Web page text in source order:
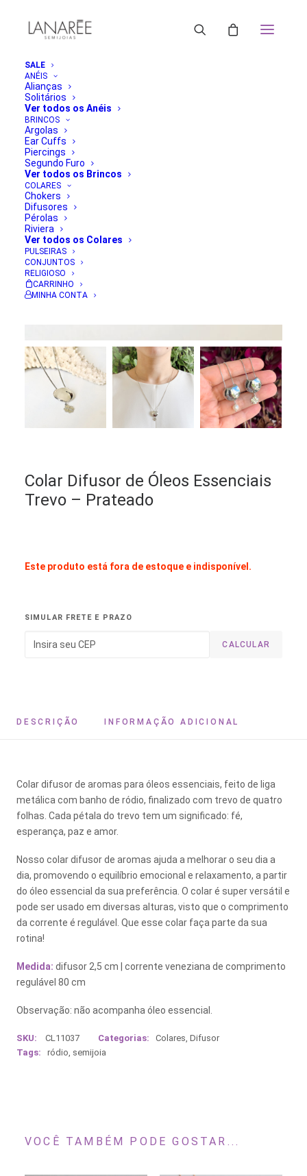
SALE
ANÉIS
Alianças
Solitários
Ver todos os Anéis
BRINCOS
Argolas
Ear Cuffs
Piercings
Segundo Furo
Ver todos os Brincos
COLARES
Chokers
Difusores
Pérolas
Riviera
Ver todos os Colares
PULSEIRAS
CONJUNTOS
RELIGIOSO
CARRINHO
MINHA CONTA
Colar Difusor de Óleos Essenciais
Trevo – Prateado
Este produto está fora de estoque e indisponível.
SIMULAR FRETE E PRAZO
CALCULAR
DESCRIÇÃO INFORMAÇÃO ADICIONAL
Colar difusor de aromas para óleos essenciais, feito de liga
metálica com banho de ródio, finalizado com trevo de quatro
folhas. Cada pétala do trevo tem um significado: fé,
esperança, paz e amor.
Nosso colar difusor de aromas ajuda a melhorar o seu dia a
dia, promovendo o equilíbrio emocional e relaxamento, a partir
do óleo essencial da sua preferência. O colar é super versátil e
pode ser usado em diversas alturas, visto que o comprimento
da corrente é regulável. Que esse colar faça parte da sua
rotina!
Medida: difusor 2,5 cm | corrente veneziana de comprimento
regulável 80 cm
Observação: não acompanha óleo essencial.
SKU: CL11037 Categorias: Colares, Difusor
Tags:
ródio, semijoia
VOCÊ TAMBÉM PODE GOSTAR...